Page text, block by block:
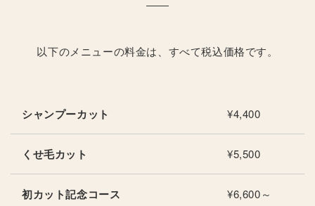
以下のメニューの料金は、すべて税込価格です。
シャンプーカット ¥4,400
くせ毛カット ¥5,500
初カット記念コース ¥6,600～